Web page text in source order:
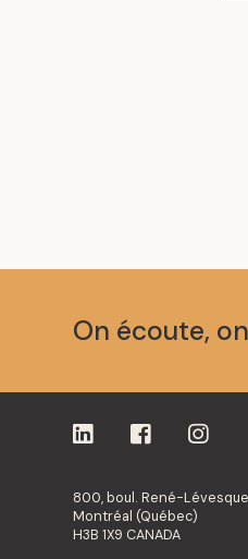
On écoute,
800, boul. René-
Montréal (Québec)
H3B 1X9 CANADA